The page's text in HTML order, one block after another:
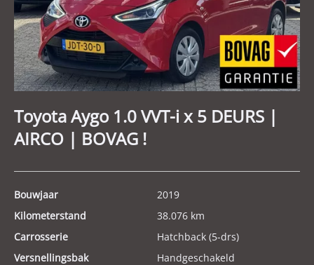
Toyota Aygo 1.0 VVT-i x 5 DEURS |
AIRCO | BOVAG !
Bouwjaar
2019
Kilometerstand
38.076 km
Carrosserie
Hatchback (5-drs)
Versnellingsbak
Handgeschakeld